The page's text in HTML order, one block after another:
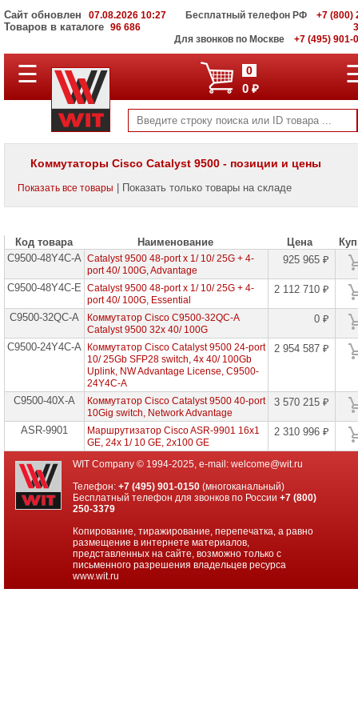
Сайт обновлен 07.08.2026 10:27
Товаров в каталоге 96 686
Бесплатный телефон РФ
+7 (800)
Для звонков по Москве
+7 (495) 901-
ПОЛНЫЙ
КАТАЛОГ
Корпоративные
серверы
WIT
Системы
данных
Мониторы
LCD
панели
Проекторы
лампы
Ноутбуки
Brand
Name
Моноблоки
Brand
Name
Компьютеры
Brand
Принтеры
☰ 0
0 ₽
Коммутаторы Cisco Catalyst 9500 - позиции и цены
Показать все товары | Показать только товары на складе
Код товара Наименование Цена
C9500-48Y4C-A Catalyst 9500 48-port x 1/ 10/ 25G + 4-
port 40/ 100G, Advantage
925 965 ₽
C9500-48Y4C-E Catalyst 9500 48-port x 1/ 10/ 25G + 4-
port 40/ 100G, Essential
2 112 710 ₽
C9500-32QC-A
Коммутатор Cisco C9500-32QC-A
Catalyst 9500 32x 40/ 100G
0 ₽
C9500-24Y4C-A
Коммутатор Cisco Catalyst 9500 24-port
10/ 25Gb SFP28 switch, 4x 40/ 100Gb
Uplink, NW Advantage License, C9500-
24Y4C-A
2 954 587 ₽
C9500-40X-A
Коммутатор Cisco Catalyst 9500 40-port
10Gig switch, Network Advantage
3 570 215 ₽
ASR-9901
Маршрутизатор Cisco ASR-9901 16x1
GE, 24x 1/ 10 GE, 2x100 GE
2 310 996 ₽
WIT Company © 1994-2025, e-mail: welcome@wit.ru
Телефон:+7 (495) 901-0150 (многоканальный)
Бесплатный телефон для звонков по России+7 (800)
250-3379
Копирование, тиражирование, перепечатка, а равно
размещение в интернете материалов,
представленных на сайте, возможно только с
письменного разрешения владельцев ресурса
www.wit.ru